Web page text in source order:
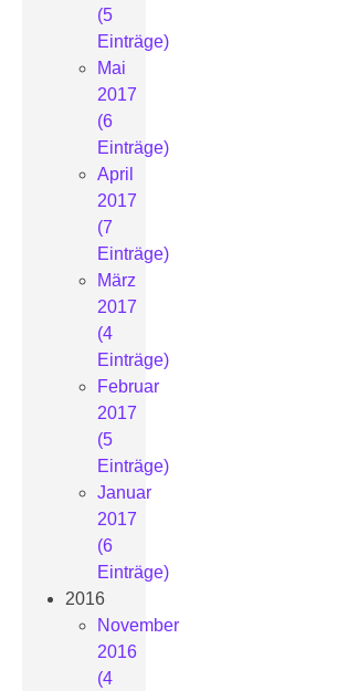
(5
Einträge)
Mai
2017
(6
Einträge)
April
2017
(7
Einträge)
März
2017
(4
Einträge)
Februar
2017
(5
Einträge)
Januar
2017
(6
Einträge)
2016
November
2016
(4